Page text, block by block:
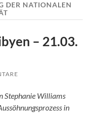
DER NATIONALEN
– 21.03.
Stephanie Williams
in